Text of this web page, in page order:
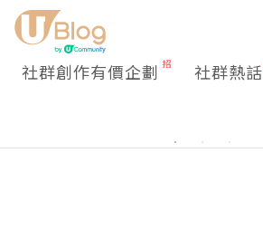
社群創作有價企劃 社群熱話